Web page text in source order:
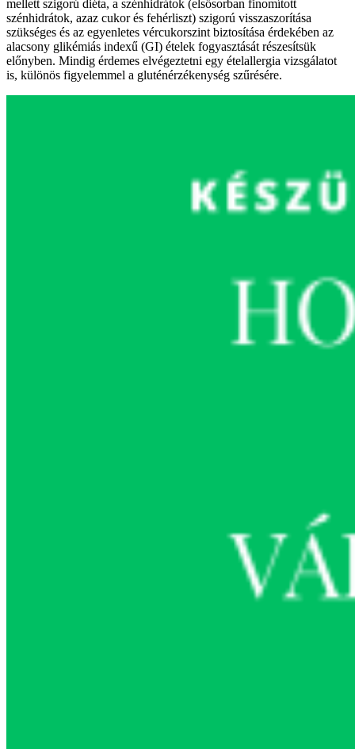
mellett szigorú diéta, a szénhidrátok (elsősorban finomított
szénhidrátok, azaz cukor és fehérliszt) szigorú visszaszorítása
szükséges és az egyenletes vércukorszint biztosítása érdekében az
alacsony glikémiás indexű (GI) ételek fogyasztását részesítsük
előnyben. Mindig érdemes elvégeztetni egy ételallergia vizsgálatot
is, különös figyelemmel a gluténérzékenység szűrésére.